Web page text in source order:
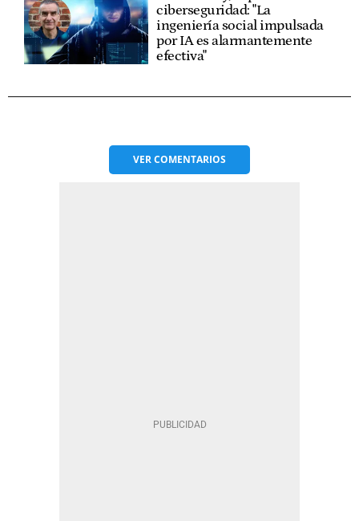
ciberseguridad: "La
ingeniería social impulsada
por IA es alarmantemente
efectiva"
VERCOMENTARIOS